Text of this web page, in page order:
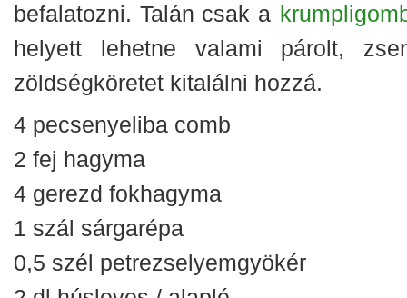
befalatozni. Talán csak a
helyett lehetne valami párolt,
zöldségköretet kitalálni hozzá.
4 pecsenyeliba comb
2 fej hagyma
4 gerezd fokhagyma
1 szál sárgarépa
0,5 szél petrezselyemgyökér